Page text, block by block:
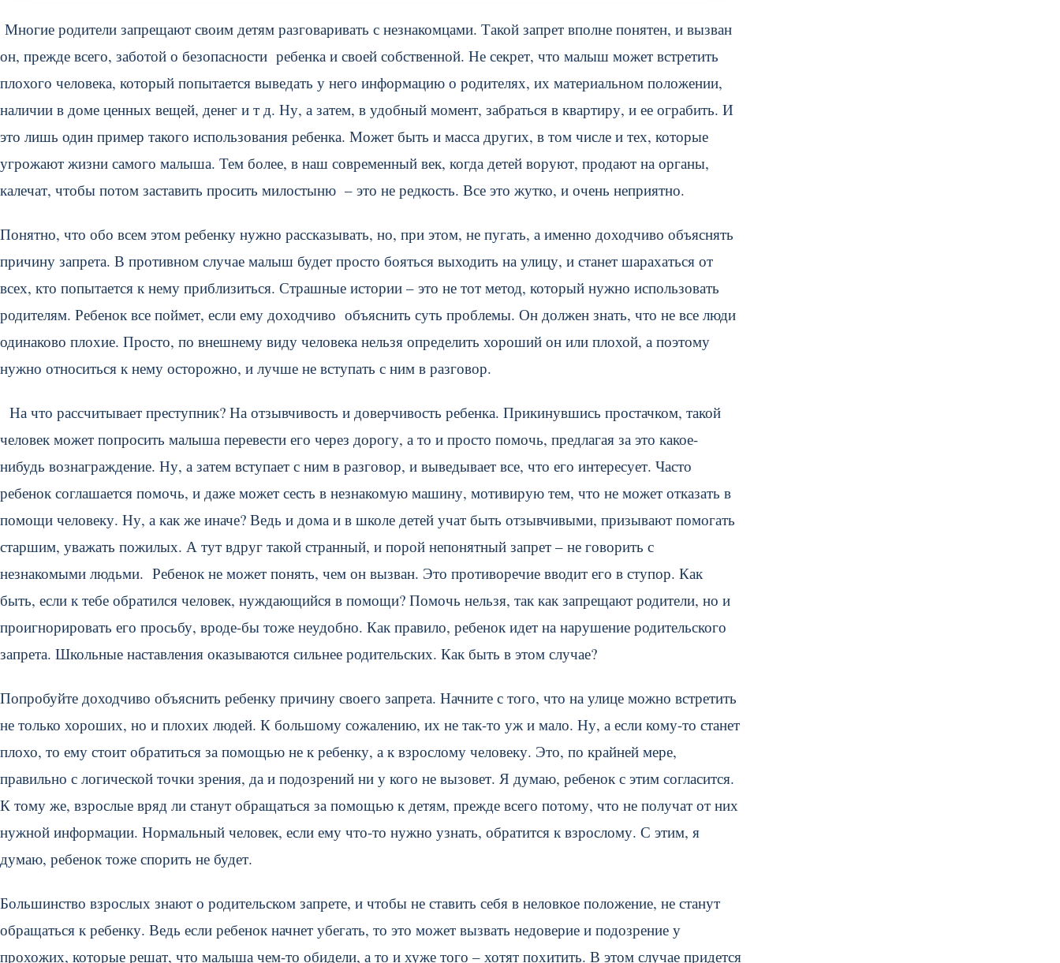
Многие родители запрещают своим детям разговаривать с незнакомцами. Такой запрет вполне понятен, и вызван
он, прежде всего, заботой о безопасности ребенка и своей собственной. Не секрет, что малыш может встретить
плохого человека, который попытается выведать у него информацию о родителях, их материальном положении,
наличии в доме ценных вещей, денег и т д. Ну, а затем, в удобный момент, забраться в квартиру, и ее ограбить. И
это лишь один пример такого использования ребенка. Может быть и масса других, в том числе и тех, которые
угрожают жизни самого малыша. Тем более, в наш современный век, когда детей воруют, продают на органы,
калечат, чтобы потом заставить просить милостыню – это не редкость. Все это жутко, и очень неприятно.
Понятно, что обо всем этом ребенку нужно рассказывать, но, при этом, не пугать, а именно доходчиво объяснять
причину запрета. В противном случае малыш будет просто бояться выходить на улицу, и станет шарахаться от
всех, кто попытается к нему приблизиться. Страшные истории – это не тот метод, который нужно использовать
родителям. Ребенок все поймет, если ему доходчиво объяснить суть проблемы. Он должен знать, что не все люди
одинаково плохие. Просто, по внешнему виду человека нельзя определить хороший он или плохой, а поэтому
нужно относиться к нему осторожно, и лучше не вступать с ним в разговор.
На что рассчитывает преступник? На отзывчивость и доверчивость ребенка. Прикинувшись простачком, такой
человек может попросить малыша перевести его через дорогу, а то и просто помочь, предлагая за это какое-
нибудь вознаграждение. Ну, а затем вступает с ним в разговор, и выведывает все, что его интересует. Часто
ребенок соглашается помочь, и даже может сесть в незнакомую машину, мотивирую тем, что не может отказать в
помощи человеку. Ну, а как же иначе? Ведь и дома и в школе детей учат быть отзывчивыми, призывают помогать
старшим, уважать пожилых. А тут вдруг такой странный, и порой непонятный запрет – не говорить с
незнакомыми людьми. Ребенок не может понять, чем он вызван. Это противоречие вводит его в ступор. Как
быть, если к тебе обратился человек, нуждающийся в помощи? Помочь нельзя, так как запрещают родители, но и
проигнорировать его просьбу, вроде-бы тоже неудобно. Как правило, ребенок идет на нарушение родительского
запрета. Школьные наставления оказываются сильнее родительских. Как быть в этом случае?
Попробуйте доходчиво объяснить ребенку причину своего запрета. Начните с того, что на улице можно встретить
не только хороших, но и плохих людей. К большому сожалению, их не так-то уж и мало. Ну, а если кому-то станет
плохо, то ему стоит обратиться за помощью не к ребенку, а к взрослому человеку. Это, по крайней мере,
правильно с логической точки зрения, да и подозрений ни у кого не вызовет. Я думаю, ребенок с этим согласится.
К тому же, взрослые вряд ли станут обращаться за помощью к детям, прежде всего потому, что не получат от них
нужной информации. Нормальный человек, если ему что-то нужно узнать, обратится к взрослому. С этим, я
думаю, ребенок тоже спорить не будет.
Большинство взрослых знают о родительском запрете, и чтобы не ставить себя в неловкое положение, не станут
обращаться к ребенку. Ведь если ребенок начнет убегать, то это может вызвать недоверие и подозрение у
прохожих, которые решат, что малыша чем-то обидели, а то и хуже того – хотят похитить. В этом случае придется